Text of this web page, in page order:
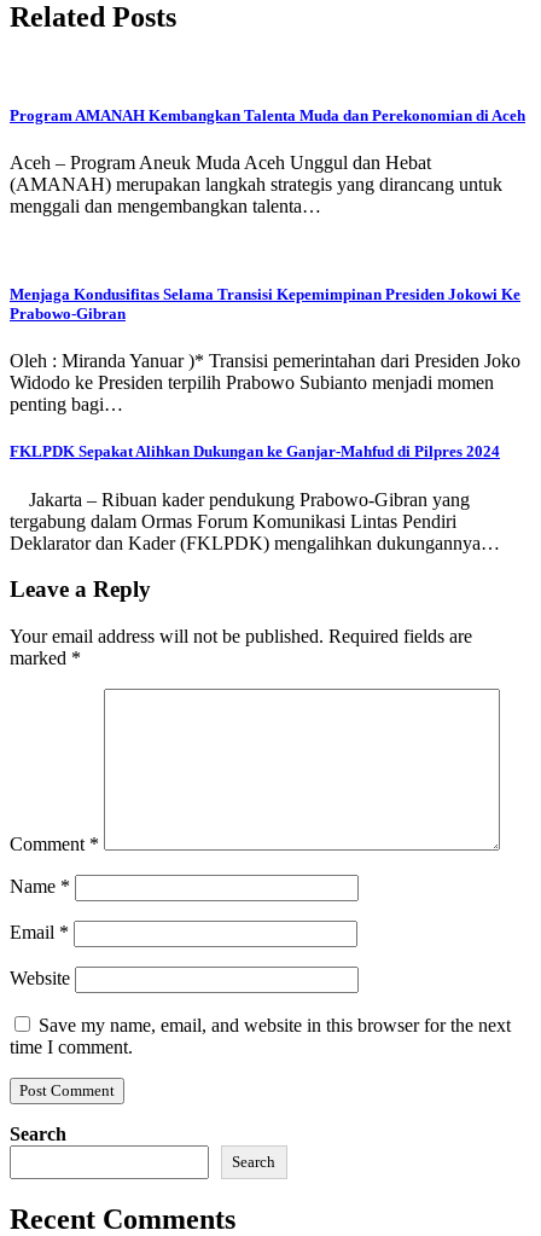
Related Posts
Program AMANAH Kembangkan Talenta Muda dan Perekonomian di Aceh
Aceh – Program Aneuk Muda Aceh Unggul dan Hebat
(AMANAH) merupakan langkah strategis yang dirancang untuk
menggali dan mengembangkan talenta…
Menjaga Kondusifitas Selama Transisi Kepemimpinan Presiden Jokowi Ke
Prabowo-Gibran
Oleh : Miranda Yanuar )* Transisi pemerintahan dari Presiden Joko
Widodo ke Presiden terpilih Prabowo Subianto menjadi momen
penting bagi…
FKLPDK Sepakat Alihkan Dukungan ke Ganjar-Mahfud di Pilpres 2024
Jakarta – Ribuan kader pendukung Prabowo-Gibran yang
tergabung dalam Ormas Forum Komunikasi Lintas Pendiri
Deklarator dan Kader (FKLPDK) mengalihkan dukungannya…
Leave a Reply
Your email address will not be published. Required fields are
marked *
Comment *
Name *
Email *
Website
Save my name, email, and website in this browser for the next
time I comment.
Search
Search
Recent Comments